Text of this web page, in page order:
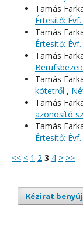
Tamás
Értesítő:
Tamás
Értesítő:
Tamás
Tamás
kötetről ,
Tamás
azonosító
Tamás
Értesítő:
<< < 1 2 3 4 > >>
Kézirat